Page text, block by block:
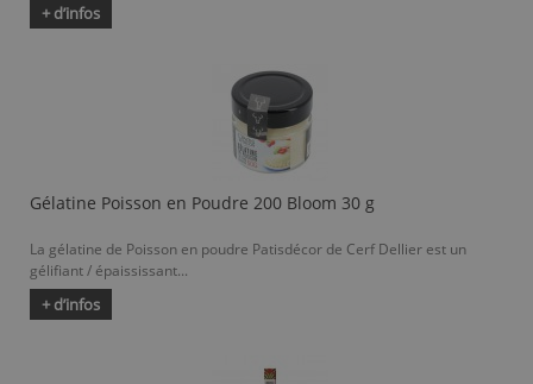
+ d’infos
Gélatine Poisson en Poudre 200 Bloom 30 g
La gélatine de Poisson en poudre Patisdécor de Cerf Dellier est un
gélifiant / épaississant...
+ d’infos